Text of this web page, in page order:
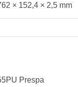
× 152,4 × 2,5 mm
Prespa